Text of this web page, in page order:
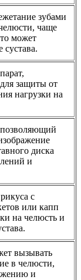
зубами
чаще
может
сустава.
защиты от
нагрузки на
диска
и
с
или капп
на челюсть и
вызывать
в челюсти,
и